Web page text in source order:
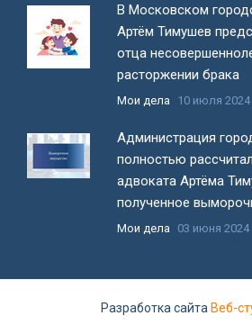
В Московском
Артём Тимушев
отца
расторжении брака
Мои дела 10 июля 2024
Администрация
полностью
адвоката Артёма
полученное
Мои дела 03 июня 2024
Разработка сайта Веб-